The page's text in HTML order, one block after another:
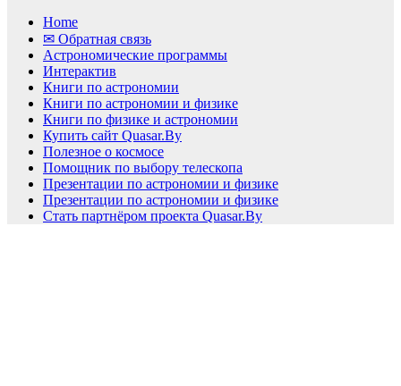
Home
✉ Обратная связь
Астрономические программы
Интерактив
Книги по астрономии
Книги по астрономии и физике
Книги по физике и астрономии
Купить сайт Quasar.By
Полезное о космосе
Помощник по выбору телескопа
Презентации по астрономии и физике
Презентации по астрономии и физике
Стать партнёром проекта Quasar.By